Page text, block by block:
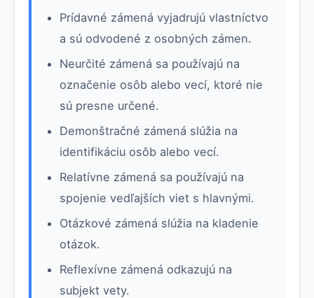
Prídavné zámená vyjadrujú vlastníctvo
a sú odvodené z osobných zámen.
Neurčité zámená sa používajú na
označenie osôb alebo vecí, ktoré nie
sú presne určené.
Demonštračné zámená slúžia na
identifikáciu osôb alebo vecí.
Relatívne zámená sa používajú na
spojenie vedľajších viet s hlavnými.
Otázkové zámená slúžia na kladenie
otázok.
Reflexívne zámená odkazujú na
subjekt vety.